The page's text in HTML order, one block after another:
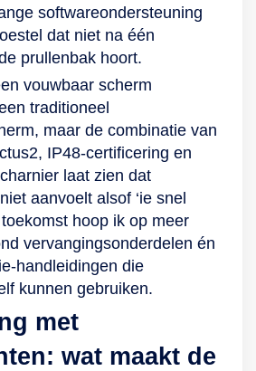
softwareondersteuning
dat niet na één
prullenbak hoort.
vouwbaar scherm
traditioneel
maar de combinatie van
IP48‑certificering en
laat zien dat
aanvoelt alsof ‘ie snel
hoop ik op meer
vervangingsonderdelen én
die
kunnen gebruiken.
met
wat maakt de